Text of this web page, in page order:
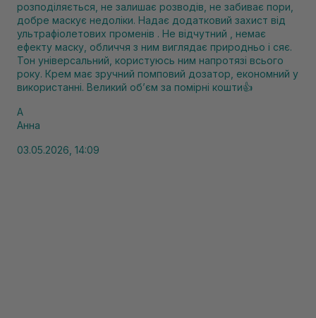
розподіляється, не залишає розводів, не забиває пори,
добре маскує недоліки. Надає додатковий захист від
ультрафіолетових променів . Не відчутний , немає
ефекту маску, обличчя з ним виглядає природньо і сяє.
Тон універсальний, користуюсь ним напротязі всього
року. Крем має зручний помповий дозатор, економний у
використанні. Великий обʼєм за помірні кошти👍
А
Анна
03.05.2026, 14:09